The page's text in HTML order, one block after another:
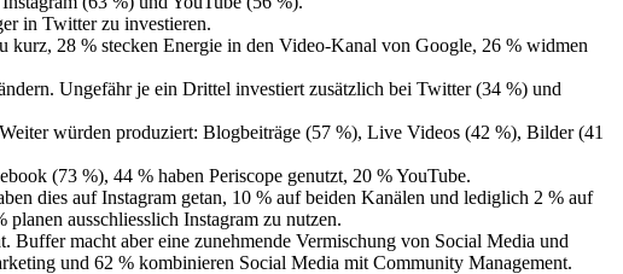
in Twitter zu investieren.
28 % stecken Energie in den Video-Kanal von Google, 26 % widmen
Ungefähr je ein Drittel investiert zusätzlich bei Twitter (34 %) und
würden produziert: Blogbeiträge (57 %), Live Videos (42 %), Bilder (41
(73 %), 44 % haben Periscope genutzt, 20 % YouTube.
dies auf Instagram getan, 10 % auf beiden Kanälen und lediglich 2 % auf
ausschliesslich Instagram zu nutzen.
Buffer macht aber eine zunehmende Vermischung von Social Media und
und 62 % kombinieren Social Media mit Community Management.